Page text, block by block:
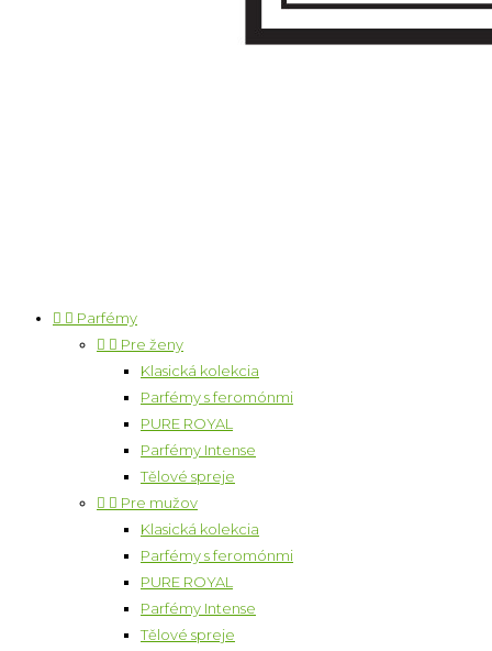
  Parfémy
  Pre ženy
Klasická kolekcia
Parfémy s feromónmi
PURE ROYAL
Parfémy Intense
Tělové spreje
  Pre mužov
Klasická kolekcia
Parfémy s feromónmi
PURE ROYAL
Parfémy Intense
Tělové spreje